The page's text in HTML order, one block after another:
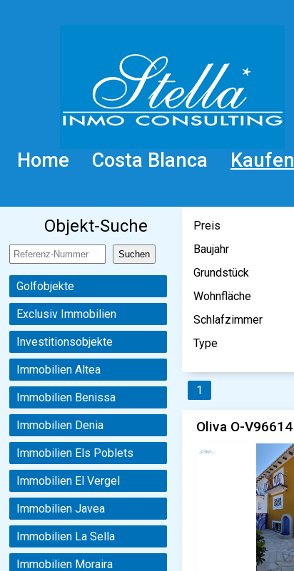
Home Costa Blanca Kaufen
Objekt-Suche
Golfobjekte
Exclusiv Immobilien
Investitionsobjekte
Immobilien Altea
Immobilien Benissa
Immobilien Denia
Immobilien Els Poblets
Immobilien El Vergel
Immobilien Javea
Immobilien La Sella
Immobilien Moraira
Preis
Baujahr
Grundstück
Wohnfläche
Schlafzimmer
Type
1
Oliva O-V96614